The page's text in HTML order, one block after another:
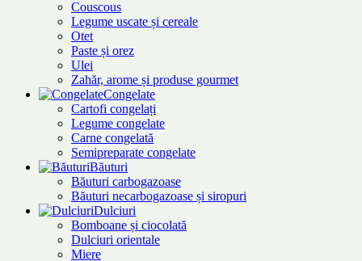
Couscous
Legume uscate și cereale
Otet
Paste și orez
Ulei
Zahăr, arome și produse gourmet
Congelate
Cartofi congelați
Legume congelate
Carne congelată
Semipreparate congelate
Băuturi
Băuturi carbogazoase
Băuturi necarbogazoase și siropuri
Dulciuri
Bomboane și ciocolată
Dulciuri orientale
Miere